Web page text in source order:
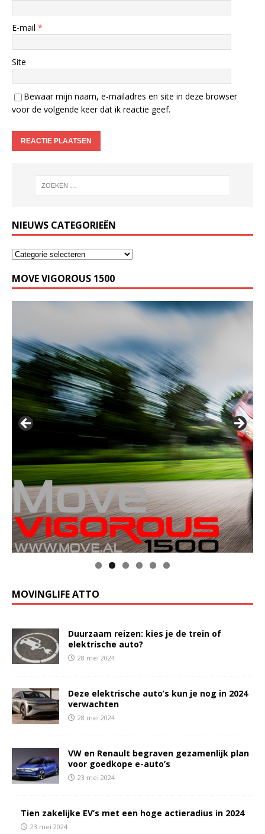
E-mail *
Site
Bewaar mijn naam, e-mailadres en site in deze browser
voor de volgende keer dat ik reactie geef.
NIEUWS CATEGORIEËN
MOVE VIGOROUS 1500
MOVINGLIFE ATTO
Duurzaam reizen: kies je de trein of
elektrische auto?
28 mei 2024
Deze elektrische auto’s kun je nog in 2024
verwachten
28 mei 2024
VW en Renault begraven gezamenlijk plan
voor goedkope e-auto’s
23 mei 2024
Tien zakelijke EV’s met een hoge actieradius in 2024
23 mei 2024